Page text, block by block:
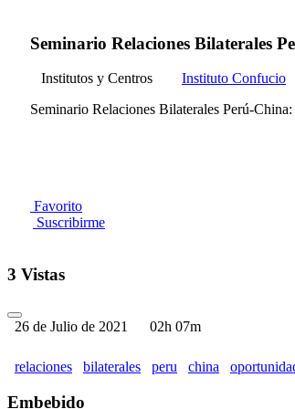
Seminario Relaciones Bilaterales
Institutos y Centros
Instituto Confucio
Seminario Relaciones Bilaterales Perú-
Favorito
Suscribirme
3 Vistas
26 de Julio de 2021 02h 07m
relaciones bilaterales peru china
Embebido